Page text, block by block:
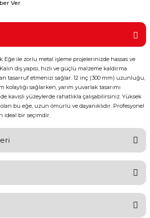
Ver
Eğe ile zorlu metal işleme projelerinizde hassas ve
diş yapısı, hızlı ve güçlü malzeme kaldırma
tasarruf etmenizi sağlar. 12 inç (300 mm) uzunluğu,
kolaylığı sağlarken, yarım yuvarlak tasarımı
kavisli yüzeylerde rahatlıkla çalışabilirsiniz. Yüksek
bu eğe, uzun ömürlü ve dayanıklıdır. Profesyonel
ideal bir seçimdir.